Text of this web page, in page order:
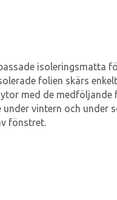
isoleringsmatta
folien skärs
med de medföljande
vintern och under
fönstret.